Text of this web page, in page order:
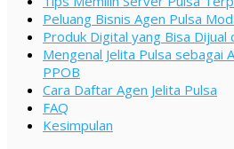
Peluang Bisnis Agen Pulsa
Produk Digital yang Bisa Dijual
Mengenal Jelita Pulsa sebagai
PPOB
Cara Daftar Agen Jelita Pulsa
FAQ
Kesimpulan